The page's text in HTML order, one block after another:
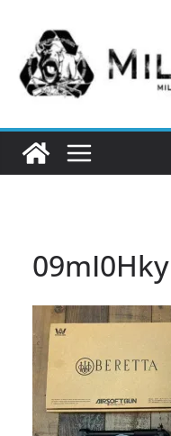
へ
09mI0Hky